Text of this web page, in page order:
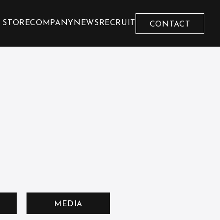
COMPANY NEWS RECRUIT CONTACT
MEDIA